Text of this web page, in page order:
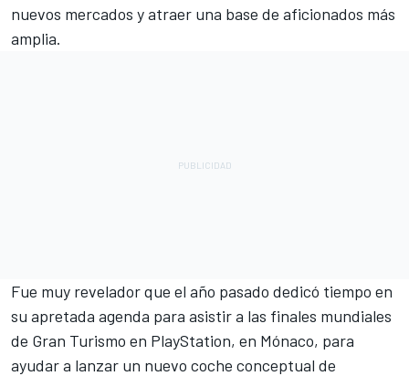
nuevos mercados y atraer una base de aficionados más
amplia.
Fue muy revelador que el año pasado dedicó tiempo en
su apretada agenda para asistir a las finales mundiales
de Gran Turismo en PlayStation, en Mónaco, para
ayudar a lanzar un nuevo coche conceptual de